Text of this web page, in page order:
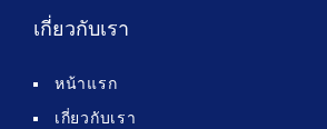
เกี่ยวกับเรา
หน้าแรก
เกี่ยวกับเรา